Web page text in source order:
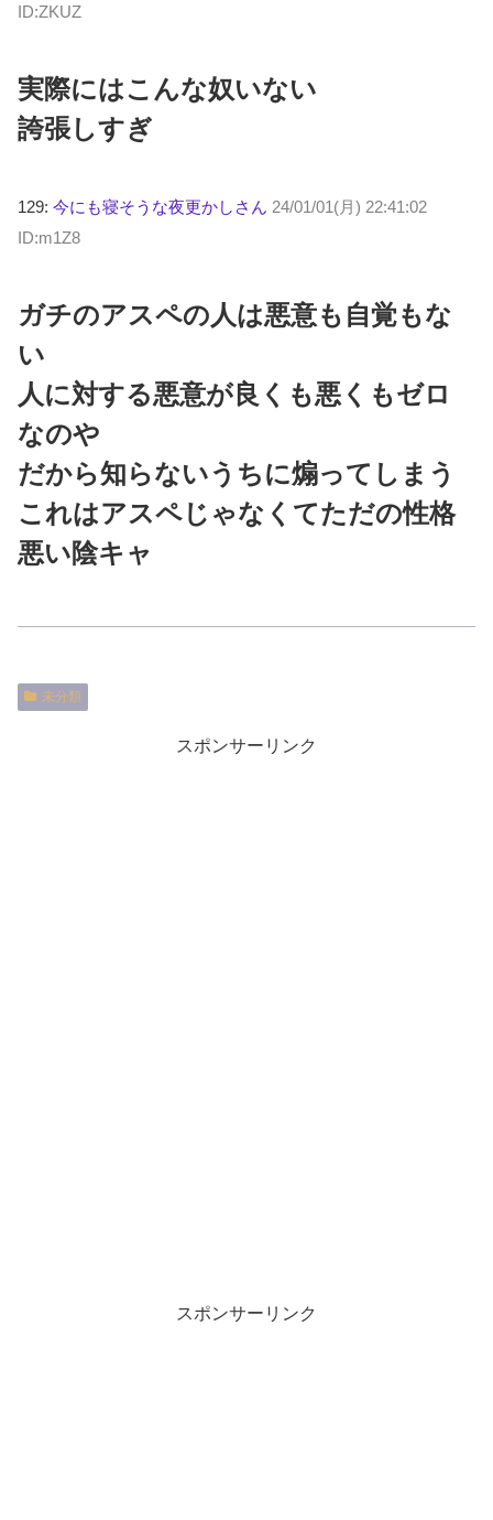
ID:ZKUZ
実際にはこんな奴いない
誇張しすぎ
129: 今にも寝そうな夜更かしさん 24/01/01(月) 22:41:02
ID:m1Z8
ガチのアスペの人は悪意も自覚もな
い
人に対する悪意が良くも悪くもゼロ
なのや
だから知らないうちに煽ってしまう
これはアスペじゃなくてただの性格
悪い陰キャ
未分類
スポンサーリンク
スポンサーリンク